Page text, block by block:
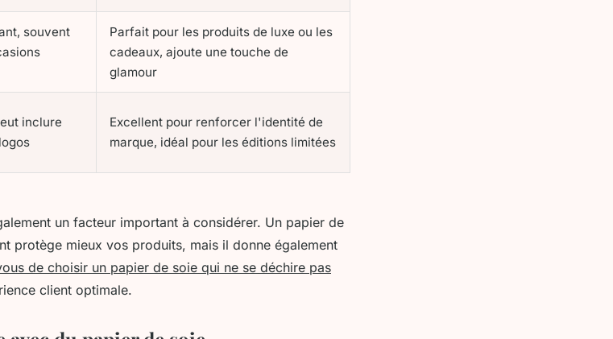
souvent
Parfait pour les produits de luxe ou les
cadeaux, ajoute une touche de
glamour
inclure
Excellent pour renforcer l'identité de
marque, idéal pour les éditions limitées
un facteur important à considérer. Un papier de
protège mieux vos produits, mais il donne également
de choisir un papier de soie qui ne se déchire pas
client optimale.